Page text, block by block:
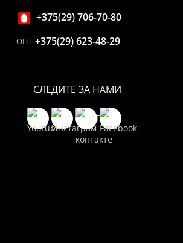
+375(29) 706-70-80
ОПТ +375(29) 623-48-29
СЛЕДИТЕ ЗА НАМИ